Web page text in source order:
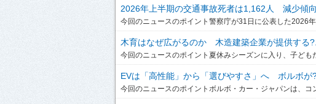
2026年上半期の交通事故死者は1,162人 減少傾
今回のニュースのポイント警察庁が31日に公表した2026
木育はなぜ広がるのか 木造建築企業が提供する
今回のニュースのポイント夏休みシーズンに入り、子ども
EVは「高性能」から「選びやすさ」へ ボルボが
今回のニュースのポイントボルボ・カー・ジャパンは、コ